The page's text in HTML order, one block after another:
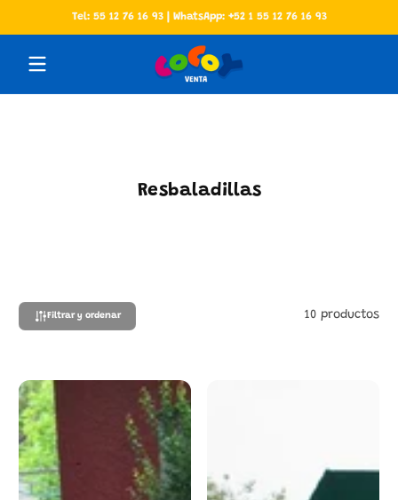
Saltar al contenido
Tel: 55 12 76 16 93 | WhatsApp: +52 1 55 12 76 16 93
Resbaladillas
Filtrar y ordenar 10 productos